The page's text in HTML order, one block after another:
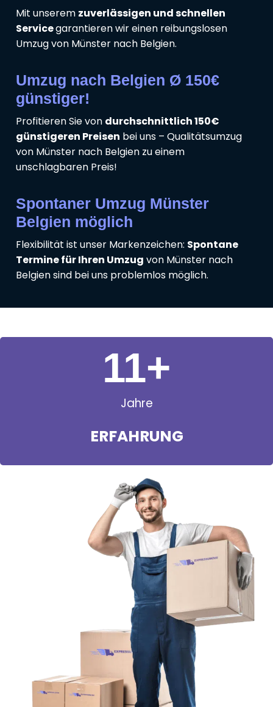
Mit unserem zuverlässigen und schnellen
Servicegarantieren wir einen reibungslosen
Umzug von Münster nach Belgien.
Umzug nach Belgien Ø 150€
günstiger!
Profitieren Sie von durchschnittlich 150€
günstigeren Preisen bei uns – Qualitätsumzug
von Münster nach Belgien zu einem
unschlagbaren Preis!
Spontaner Umzug Münster
Belgien möglich
Flexibilität ist unser Markenzeichen: Spontane
Termine für Ihren Umzug von Münster nach
Belgien sind bei uns problemlos möglich.
Jahre
ERFAHRUNG
11+